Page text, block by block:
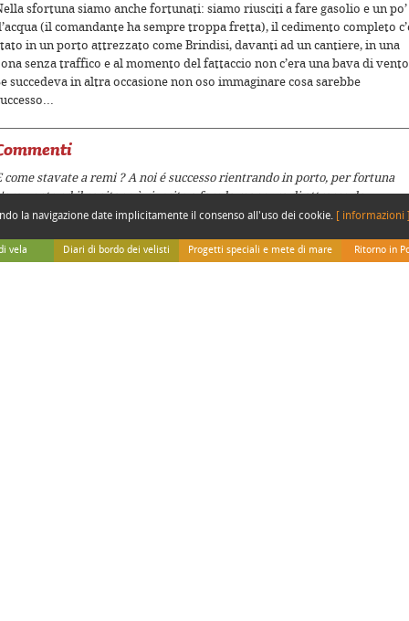
For development purposes only
development purposes only
development purposes only For development purposes only
sfortuna siamo anche fortunati: siamo riusciti a fare gasolio e un po’
(il comandante ha sempre troppa fretta), il cedimento completo
in un porto attrezzato come Brindisi, davanti ad un cantiere, in una
senza traffico e al momento del fattaccio non c’era una bava di
succedeva in altra occasione non oso immaginare cosa sarebbe
come stavate a remi ? A noi é successo rientrando in porto, per fortuna
vento ed il capitano è riuscito a fare la manovra di attracco da
!
vela Diari di bordo dei velisti Progetti speciali e mete di mare Ritorno in
la navigazione date implicitamente il consenso all'uso dei cookie. [ informazioni ]